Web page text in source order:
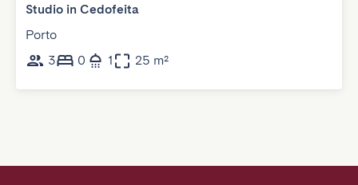
Studio in Cedofeita
Porto
3
0 1 25 m²